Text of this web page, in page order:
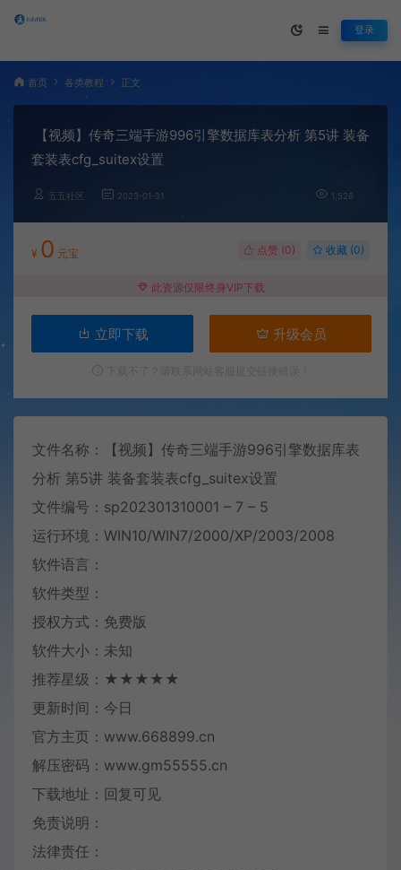
登录
首页 各类教程 正文
【视频】传奇三端手游996引擎数据库表分析 第5讲 装备
套装表cfg_suitex设置
五五社区 2023-01-31 1,526
¥ 0 元宝 点赞 (0) 收藏 (0)
此资源仅限终身VIP下载
立即下载 升级会员
文件名称：【视频】传奇三端手游996引擎数据库表
分析 第5讲 装备套装表cfg_suitex设置
文件编号：sp202301310001 – 7 – 5
运行环境：WIN10/WIN7/2000/XP/2003/2008
软件语言：
软件类型：
授权方式：免费版
软件大小：未知
推荐星级：★★★★★
更新时间：今日
官方主页：www.668899.cn
解压密码：www.gm55555.cn
下载地址：回复可见
免责说明：
法律责任：